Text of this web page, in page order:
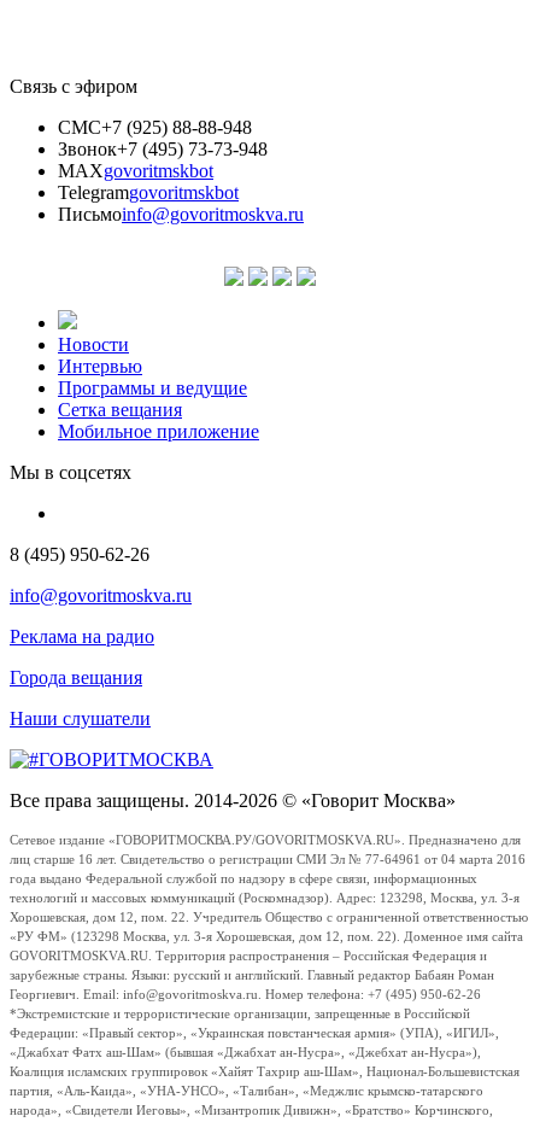
Связь с эфиром
СМС+7 (925) 88-88-948
Звонок+7 (495) 73-73-948
MAXgovoritmskbot
Telegramgovoritmskbot
Письмоinfo@govoritmoskva.ru
Новости
Интервью
Программы и ведущие
Сетка вещания
Мобильное приложение
Мы в соцсетях
8 (495) 950-62-26
info@govoritmoskva.ru
Реклама на радио
Города вещания
Наши слушатели
Все права защищены. 2014-2026 © «Говорит Москва»
Сетевое издание «ГОВОРИТМОСКВА.РУ/GOVORITMOSKVA.RU». Предназначено для
лиц старше 16 лет. Свидетельство о регистрации СМИ Эл № 77-64961 от 04 марта 2016
года выдано Федеральной службой по надзору в сфере связи, информационных
технологий и массовых коммуникаций (Роскомнадзор). Адрес: 123298, Москва, ул. 3-я
Хорошевская, дом 12, пом. 22. Учредитель Общество с ограниченной ответственностью
«РУ ФМ» (123298 Москва, ул. 3-я Хорошевская, дом 12, пом. 22). Доменное имя сайта
GOVORITMOSKVA.RU. Территория распространения – Российская Федерация и
зарубежные страны. Языки: русский и английский. Главный редактор Бабаян Роман
Георгиевич. Email: info@govoritmoskva.ru. Номер телефона: +7 (495) 950-62-26
*Экстремистские и террористические организации, запрещенные в Российской
Федерации: «Правый сектор», «Украинская повстанческая армия» (УПА), «ИГИЛ»,
«Джабхат Фатх аш-Шам» (бывшая «Джабхат ан-Нусра», «Джебхат ан-Нусра»),
Коалиция исламских группировок «Хайят Тахрир аш-Шам», Национал-Большевистская
партия, «Аль-Каида», «УНА-УНСО», «Талибан», «Меджлис крымско-татарского
народа», «Свидетели Иеговы», «Мизантропик Дивижн», «Братство» Корчинского,